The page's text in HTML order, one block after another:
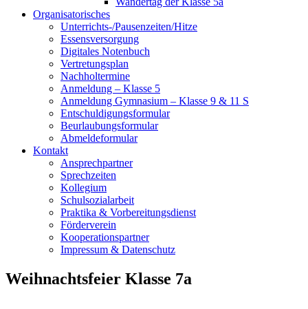
Organisatorisches
Unterrichts-/Pausenzeiten/Hitze
Essensversorgung
Digitales Notenbuch
Vertretungsplan
Nachholtermine
Anmeldung – Klasse 5
Anmeldung Gymnasium – Klasse 9 & 11 S
Entschuldigungsformular
Beurlaubungsformular
Abmeldeformular
Kontakt
Ansprechpartner
Sprechzeiten
Kollegium
Schulsozialarbeit
Praktika & Vorbereitungsdienst
Förderverein
Kooperationspartner
Impressum & Datenschutz
Weihnachtsfeier Klasse 7a